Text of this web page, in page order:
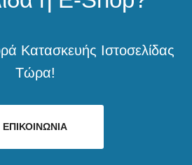
Κατασκευής Ιστοσελίδας
Τώρα!
ΕΠΙΚΟΙΝΩΝΙΑ